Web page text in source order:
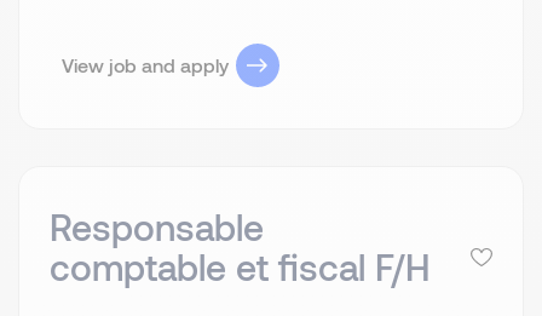
View job and apply
Responsable
comptable et fiscal F/H